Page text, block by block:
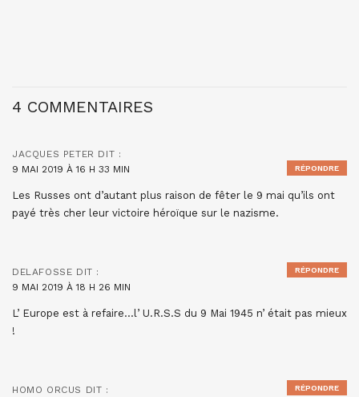
4 COMMENTAIRES
JACQUES PETER DIT :
9 MAI 2019 À 16 H 33 MIN
Les Russes ont d’autant plus raison de fêter le 9 mai qu’ils ont
payé très cher leur victoire héroïque sur le nazisme.
RÉPONDRE
DELAFOSSE DIT :
9 MAI 2019 À 18 H 26 MIN
L’ Europe est à refaire…l’ U.R.S.S du 9 Mai 1945 n’ était pas mieux
!
RÉPONDRE
HOMO ORCUS DIT :
RÉPONDRE